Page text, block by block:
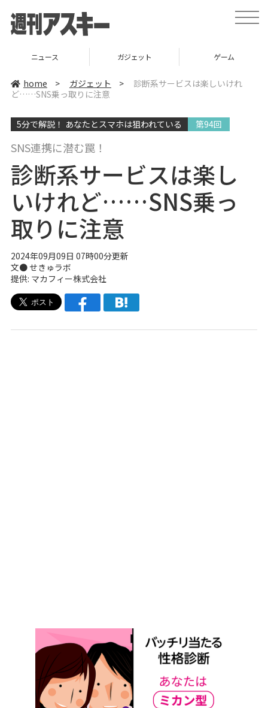
t
o
ニュース ガジェット ゲーム
home > ガジェット >
診断系サービスは楽しいけれ
ど……SNS乗っ取りに注意
5分で解説！ あなたとスマホは狙われている 第94回
SNS連携に潜む罠！
診断系サービスは楽し
いけれど……SNS乗っ
取りに注意
2024年09月09日 07時00分更新
文● せきゅラボ
提供: マカフィー株式会社